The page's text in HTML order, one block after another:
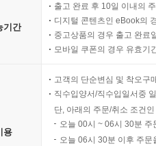
기간
출고 완료 후 10일 이내의
디지털 콘텐츠인 eBook의
중고상품의 경우 출고 완료
모바일 쿠폰의 경우 유효기
용
고객의 단순변심 및 착오구
직수입양서/직수입일서중
단, 아래의 주문/취소 조건
오늘 00시 ~ 06시 30분
오늘 06시 30분 이후 주